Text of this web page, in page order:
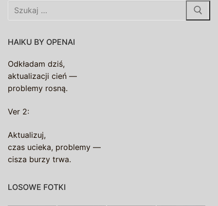
Szukaj:
HAIKU BY OPENAI
Odkładam dziś,
aktualizacji cień —
problemy rosną.
Ver 2:
Aktualizuj,
czas ucieka, problemy —
cisza burzy trwa.
LOSOWE FOTKI